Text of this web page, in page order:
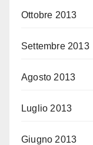
Ottobre 2013
Settembre 2013
Agosto 2013
Luglio 2013
Giugno 2013